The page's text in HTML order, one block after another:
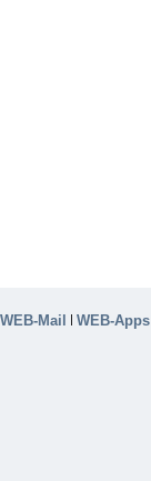
WEB-Mail | WEB-Apps